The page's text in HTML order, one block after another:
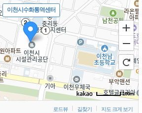
이천시수화통역센터
100m
로드뷰 길찾기 지도 크게 보기